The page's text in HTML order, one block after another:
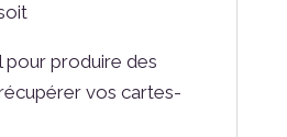
pour produire des
vos cartes-